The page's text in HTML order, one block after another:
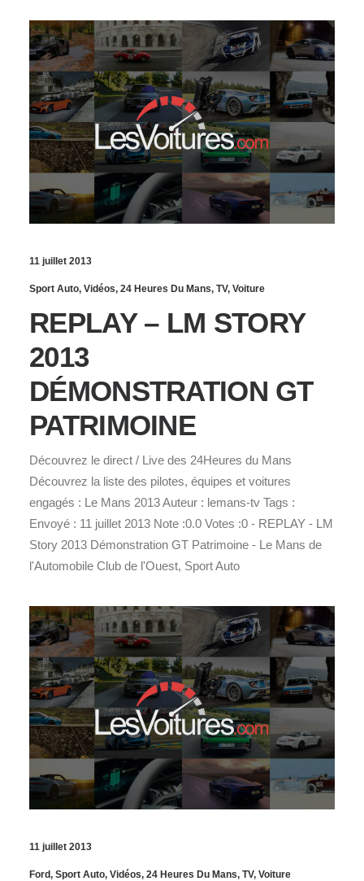
11 juillet 2013
Sport Auto, Vidéos, 24 Heures Du Mans, TV, Voiture
REPLAY – LM STORY
2013
DÉMONSTRATION GT
PATRIMOINE
Découvrez le direct / Live des 24Heures du Mans
Découvrez la liste des pilotes, équipes et voitures
engagés : Le Mans 2013 Auteur : lemans-tv Tags :
Envoyé : 11 juillet 2013 Note :0.0 Votes :0 - REPLAY - LM
Story 2013 Démonstration GT Patrimoine - Le Mans de
l'Automobile Club de l'Ouest, Sport Auto
11 juillet 2013
Ford, Sport Auto, Vidéos, 24 Heures Du Mans, TV, Voiture